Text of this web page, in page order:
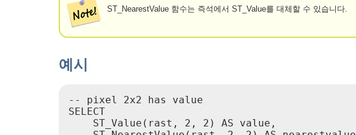
ST_NearestValue 함수는 즉석에서 ST_Value를 대체할 수 있습니다.
예시
-- pixel 2x2 has value
SELECT
    ST_Value(rast, 2, 2) AS value,